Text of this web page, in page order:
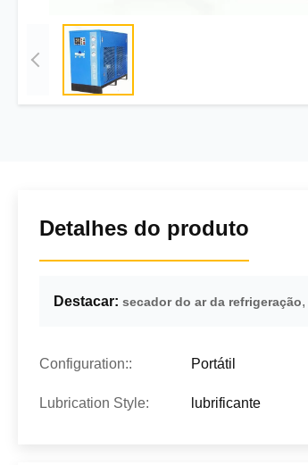
Detalhes do produto
Destacar: secador do ar da refrigeração,
Configuration:: Portátil
Lubrication Style: lubrificante